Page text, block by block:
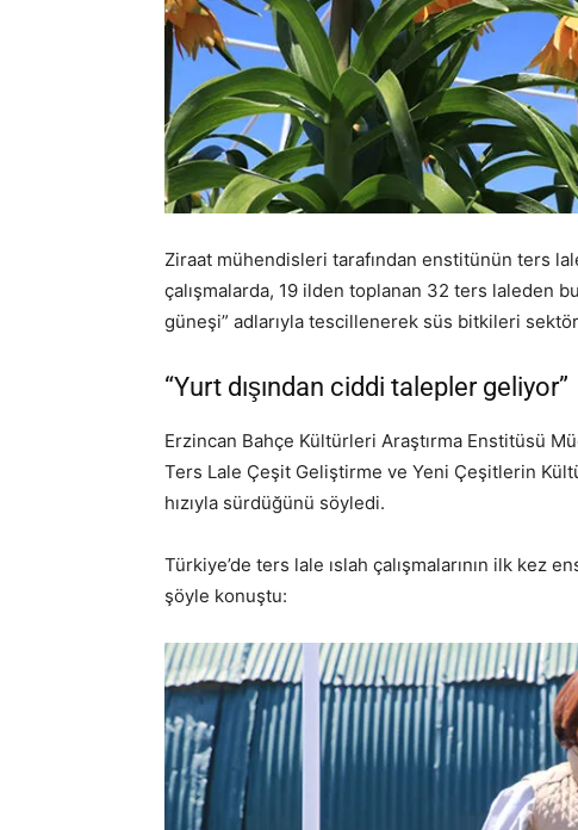
Ziraat mühendisleri tarafından enstitünün ters
çalışmalarda, 19 ilden toplanan 32 ters laleden
güneşi” adlarıyla tescillenerek süs bitkileri
“Yurt dışından ciddi talepler geliyor”
Erzincan Bahçe Kültürleri Araştırma Enstitüsü
Ters Lale Çeşit Geliştirme ve Yeni Çeşitlerin
hızıyla sürdüğünü söyledi.
Türkiye’de ters lale ıslah çalışmalarının ilk kez
şöyle konuştu: